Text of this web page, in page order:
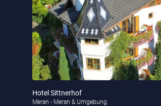
Hotel Sittnerhof
Meran - Meran & Umgebung